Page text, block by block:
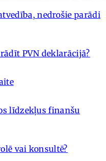
nedrošie parādi
PVN deklarācijā?
līdzekļus finanšu
vai konsultē?